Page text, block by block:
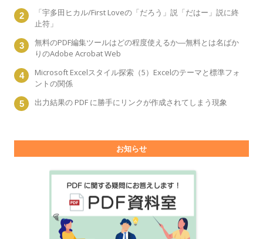
「宇多田ヒカル/First Loveの「だろう」説「だはー」説に終
止符」
無料のPDF編集ツールはどの程度使えるか―無料とは名ばか
りのAdobe Acrobat Web
Microsoft Excelスタイル探索（5）Excelのテーマと標準フォ
ントの関係
出力結果の PDF に勝手にリンクが作成されてしまう現象
お知らせ